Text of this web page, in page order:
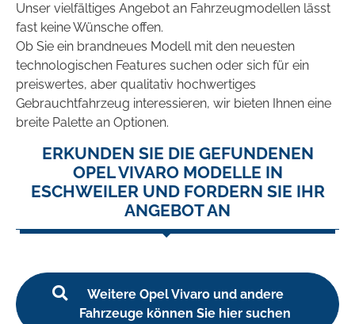
Unser vielfältiges Angebot an Fahrzeugmodellen lässt
fast keine Wünsche offen.
Ob Sie ein brandneues Modell mit den neuesten
technologischen Features suchen oder sich für ein
preiswertes, aber qualitativ hochwertiges
Gebrauchtfahrzeug interessieren, wir bieten Ihnen eine
breite Palette an Optionen.
ERKUNDEN SIE DIE GEFUNDENEN
OPEL VIVARO MODELLE IN
ESCHWEILER UND FORDERN SIE IHR
ANGEBOT AN
Weitere Opel Vivaro und andere
Fahrzeuge können Sie hier suchen